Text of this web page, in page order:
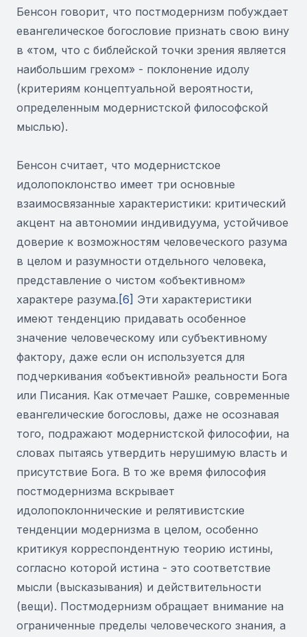
Бенсон говорит, что постмодернизм побуждает
евангелическое богословие признать свою вину
в «том, что с библейской точки зрения является
наибольшим грехом» - поклонение идолу
(критериям концептуальной вероятности,
определенным модернистской философской
мыслью).
Бенсон считает, что модернистское
идолопоклонство имеет три основные
взаимосвязанные характеристики: критический
акцент на автономии индивидуума, устойчивое
доверие к возможностям человеческого разума
в целом и разумности отдельного человека,
представление о чистом «объективном»
характере разума. [6] Эти характеристики
имеют тенденцию придавать особенное
значение человеческому или субъективному
фактору, даже если он используется для
подчеркивания «объективной» реальности Бога
или Писания. Как отмечает Рашке, современные
евангелические богословы, даже не осознавая
того, подражают модернистской философии, на
словах пытаясь утвердить нерушимую власть и
присутствие Бога. В то же время философия
постмодернизма вскрывает
идолопоклоннические и релятивистские
тенденции модернизма в целом, особенно
критикуя корреспондентную теорию истины,
согласно которой истина - это соответствие
мысли (высказывания) и действительности
(вещи). Постмодернизм обращает внимание на
ограниченные пределы человеческого знания, а